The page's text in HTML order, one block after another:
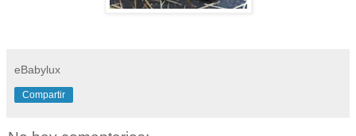
eBabylux
Compartir